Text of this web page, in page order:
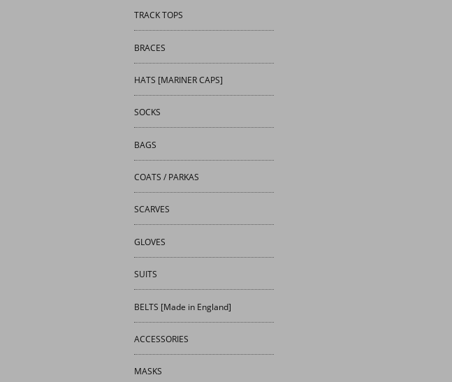
TRACK TOPS
BRACES
HATS [MARINER CAPS]
SOCKS
BAGS
COATS / PARKAS
SCARVES
GLOVES
SUITS
BELTS [Made in England]
ACCESSORIES
MASKS